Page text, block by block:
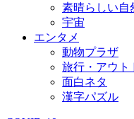
素晴らしい自
宇宙
エンタメ
動物プラザ
旅行・アウト
面白ネタ
漢字パズル